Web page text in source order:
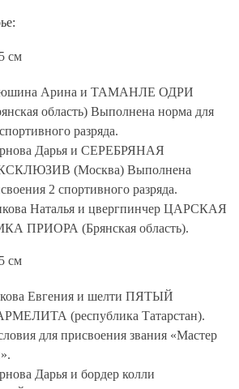
см
Арина и ТАМАНЛЕ ОДРИ
область) Выполнена норма для
разряда.
Дарья и СЕРЕБРЯНАЯ
(Москва) Выполнена
2 спортивного разряда.
Наталья и цвергпинчер ЦАРСКАЯ
ПРИОРА (Брянская область).
см
Евгения и шелти ПЯТЫЙ
(республика Татарстан).
для присвоения звания «Мастер
Дарья и бордер колли